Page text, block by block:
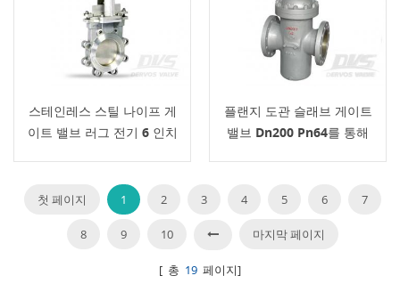
스테인레스 스틸 나이프 게
이트 밸브 러그 전기 6 인치
플랜지 도관 슬래브 게이트
밸브 Dn200 Pn64를 통해
첫 페이지 1 2 3 4 5 6 7
8 9 10 마지막 페이지
[ 총 19 페이지]